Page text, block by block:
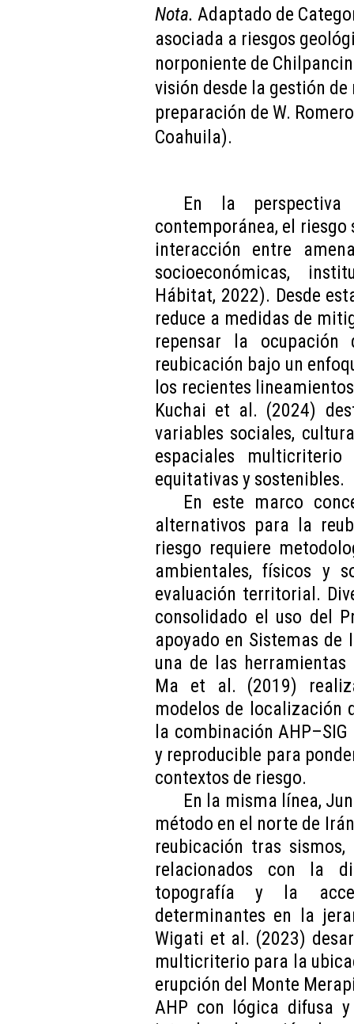
Nota. Adaptado de
asociada a riesgos
norponiente de
visión desde la gestión
preparación de W.
Coahuila).
En la
contemporánea, el
interacción entre
socioeconómicas,
Hábitat, 2022). Desde
reduce a medidas de
repensar la
reubicación bajo un
los recientes
Kuchai et al. (2024)
variables sociales,
espaciales
equitativas y sostenibles.
En este marco
alternativos para la
riesgo requiere
ambientales, físicos y
evaluación territorial.
consolidado el uso del
apoyado en Sistemas de
una de las
Ma et al. (2019)
modelos de localización
la combinación
y reproducible para
contextos de riesgo.
En la misma línea,
método en el norte de
reubicación tras
relacionados con la
topografía y la
determinantes en la
Wigati et al. (2023)
multicriterio para la
erupción del Monte
AHP con lógica difusa